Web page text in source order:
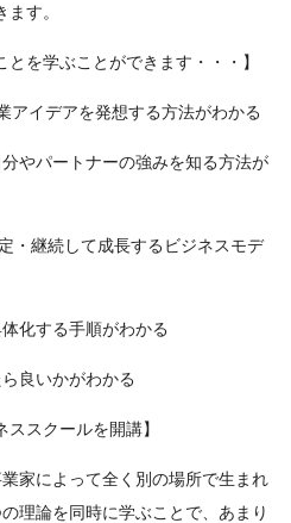
す。
とを学ぶことができます・・・】
アイデアを発想する方法がわかる
やパートナーの強みを知る方法が
・継続して成長するビジネスモデ
化する手順がわかる
良いかがわかる
ススクールを開講】
家によって全く別の場所で生まれ
理論を同時に学ぶことで、あまり